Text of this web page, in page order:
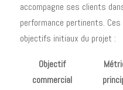
accompagne ses clients
performance pertinents.
objectifs initiaux du projet :
Objectif
commercial